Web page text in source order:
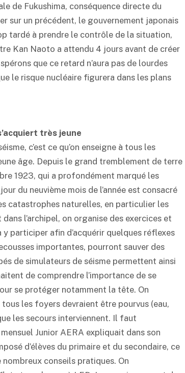
de Fukushima, conséquence directe du
sur un précédent, le gouvernement japonais
tardé à prendre le contrôle de la situation,
Kan Naoto a attendu 4 jours avant de créer
que ce retard n’aura pas de lourdes
le risque nucléaire figurera dans les plans
très jeune
c’est ce qu’on enseigne à tous les
âge. Depuis le grand tremblement de terre
1923, qui a profondément marqué les
du neuvième mois de l’année est consacré
catastrophes naturelles, en particulier les
l’archipel, on organise des exercices et
participer afin d’acquérir quelques réflexes
importantes, pourront sauver des
de simulateurs de séisme permettent ainsi
de comprendre l’importance de se
se protéger notamment la tête. On
les foyers devraient être pourvus (eau,
les secours interviennent. Il faut
Junior AERA expliquait dans son
d’élèves du primaire et du secondaire, ce
conseils pratiques. On